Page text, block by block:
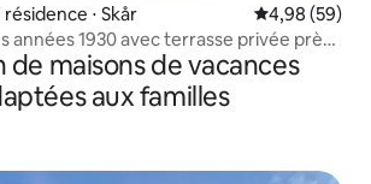
⋅ Skår Évaluation
4,98 (59)
années 1930 avec terrasse privée près
de maisons de vacances
aux familles